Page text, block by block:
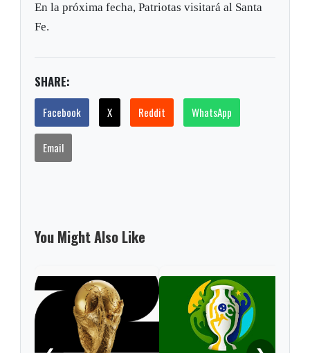
En la próxima fecha, Patriotas visitará al Santa
Fe.
SHARE:
Facebook X Reddit WhatsApp
Email
You Might Also Like